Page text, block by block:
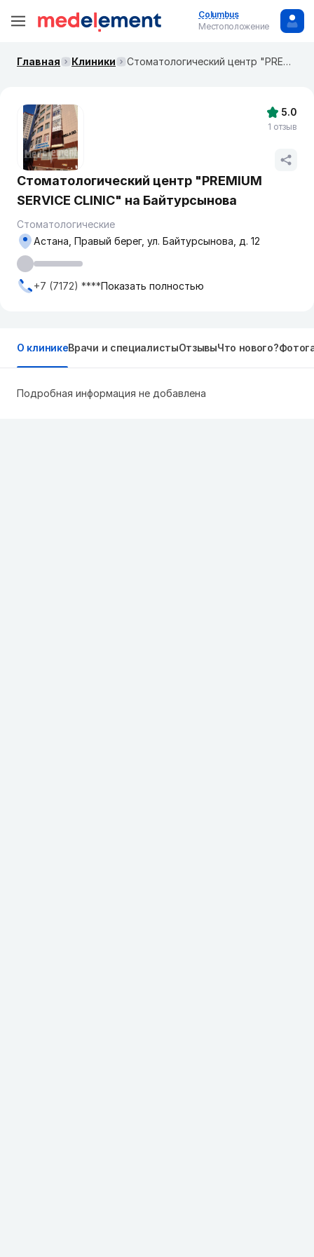
Columbus
Местоположение
Главная Клиники Стоматологический центр "PREMIUM SERVICE CLINIC" на Байтурсынова
Стоматологический центр "PREMIUM
SERVICE CLINIC" на Байтурсынова
Стоматологические
Астана, Правый берег, ул. Байтурсынова, д. 12
+7 (7172) ****Показать полностью
5.0
1 отзыв
О клиникеВрачи и специалистыОтзывыЧто нового?
Подробная информация не добавлена